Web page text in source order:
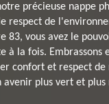
précieuse nappe
respect de
83, vous avez le
à la fois. Embrassons
confort et respect de
avenir plus vert et plus